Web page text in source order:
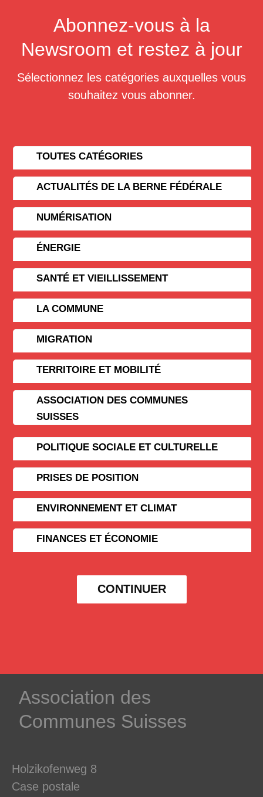
Abonnez-vous à la
Newsroom et restez à jour
Sélectionnez les catégories auxquelles vous
souhaitez vous abonner.
TOUTES CATÉGORIES
ACTUALITÉS DE LA BERNE FÉDÉRALE
NUMÉRISATION
ÉNERGIE
SANTÉ ET VIEILLISSEMENT
LA COMMUNE
MIGRATION
TERRITOIRE ET MOBILITÉ
ASSOCIATION DES COMMUNES
SUISSES
POLITIQUE SOCIALE ET CULTURELLE
PRISES DE POSITION
ENVIRONNEMENT ET CLIMAT
FINANCES ET ÉCONOMIE
CONTINUER
­Association des­
Communes ­Suisses
Holzikofenweg 8
Case postale